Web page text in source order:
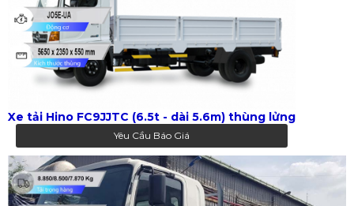
Xe tải Hino FC9JJTC (6.5t - dài 5.6m) thùng lửng
Yêu Cầu Báo Giá